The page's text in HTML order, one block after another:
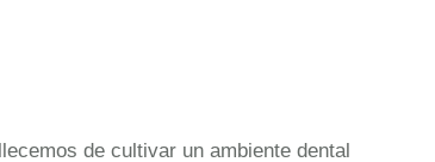
de cultivar un ambiente dental